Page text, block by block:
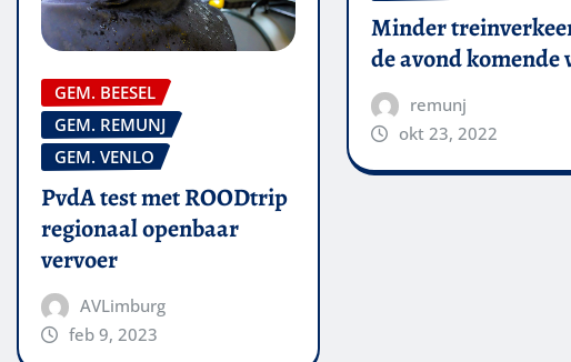
GEM. BEESEL
GEM. REMUNJ
GEM. VENLO
PvdA test met ROODtrip
regionaal openbaar
vervoer
AVLimburg
feb 9, 2023
Minder
de avond komende
remunj
okt 23, 2022